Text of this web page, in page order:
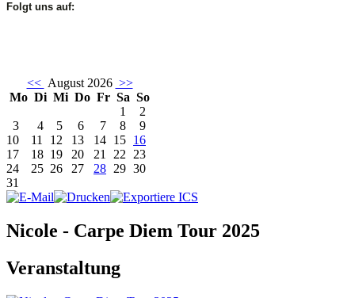
Folgt uns auf:
<< August 2026 >>
Mo Di Mi Do Fr Sa So
1
2
3
4 5 6 7 8
9
10
11 12 13 14 15 16
17
18 19 20 21 22 23
24
25 26 27 28 29 30
31
Nicole - Carpe Diem Tour 2025
Veranstaltung